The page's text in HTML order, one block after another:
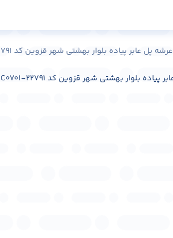
عرشه پل عابر پیاده بلوار بهشتی شهر قزوین کد AA-C0701-22791